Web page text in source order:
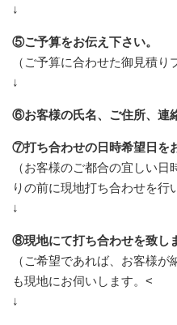
↓
⑤ご予算をお伝え下さい。
（ご予算に合わせた御見積り
↓
⑥お客様の氏名、ご住所、連
⑦打ち合わせの日時希望日を
（お客様のご都合の宜しい
りの前に現地打ち合わせを行
↓
⑧現地にて打ち合わせを致し
（ご希望であれば、お客様
も現地にお伺いします。<
↓